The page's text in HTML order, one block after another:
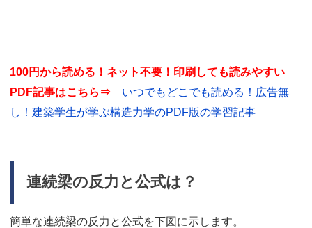
100円から読める！ネット不要！印刷しても読みやすい
PDF記事はこちら⇒ いつでもどこでも読める！広告無
し！建築学生が学ぶ構造力学のPDF版の学習記事
連続梁の反力と公式は？
簡単な連続梁の反力と公式を下図に示します。